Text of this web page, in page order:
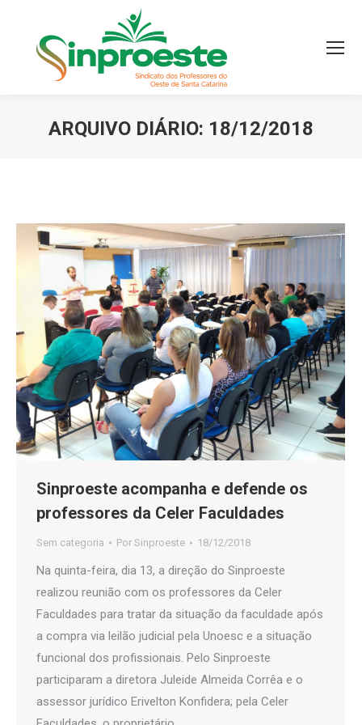
ARQUIVO DIÁRIO: 18/12/2018
Sinproeste acompanha e defende os
professores da Celer Faculdades
Sem categoria Por Sinproeste 18/12/2018
Na quinta-feira, dia 13, a direção do Sinproeste
realizou reunião com os professores da Celer
Faculdades para tratar da situação da faculdade após
a compra via leilão judicial pela Unoesc e a situação
funcional dos profissionais. Pelo Sinproeste
participaram a diretora Juleide Almeida Corrêa e o
assessor jurídico Erivelton Konfidera; pela Celer